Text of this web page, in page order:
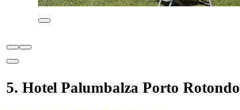
5. Hotel Palumbalza Porto Rotondo